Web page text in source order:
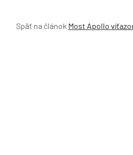
Späť na článok Most Apollo